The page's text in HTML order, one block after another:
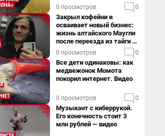
0 просмотров 0
Закрыл кофейни и
осваивает новый бизнес:
жизнь алтайского Маугли
после переезда из тайги в
столицу
0 просмотров 0
Все дети одинаковы: как
медвежонок Момота
покорил интернет. Видео
0 просмотров 0
Музыкант с киберрукой.
Его конечность стоит 3
млн рублей — видео